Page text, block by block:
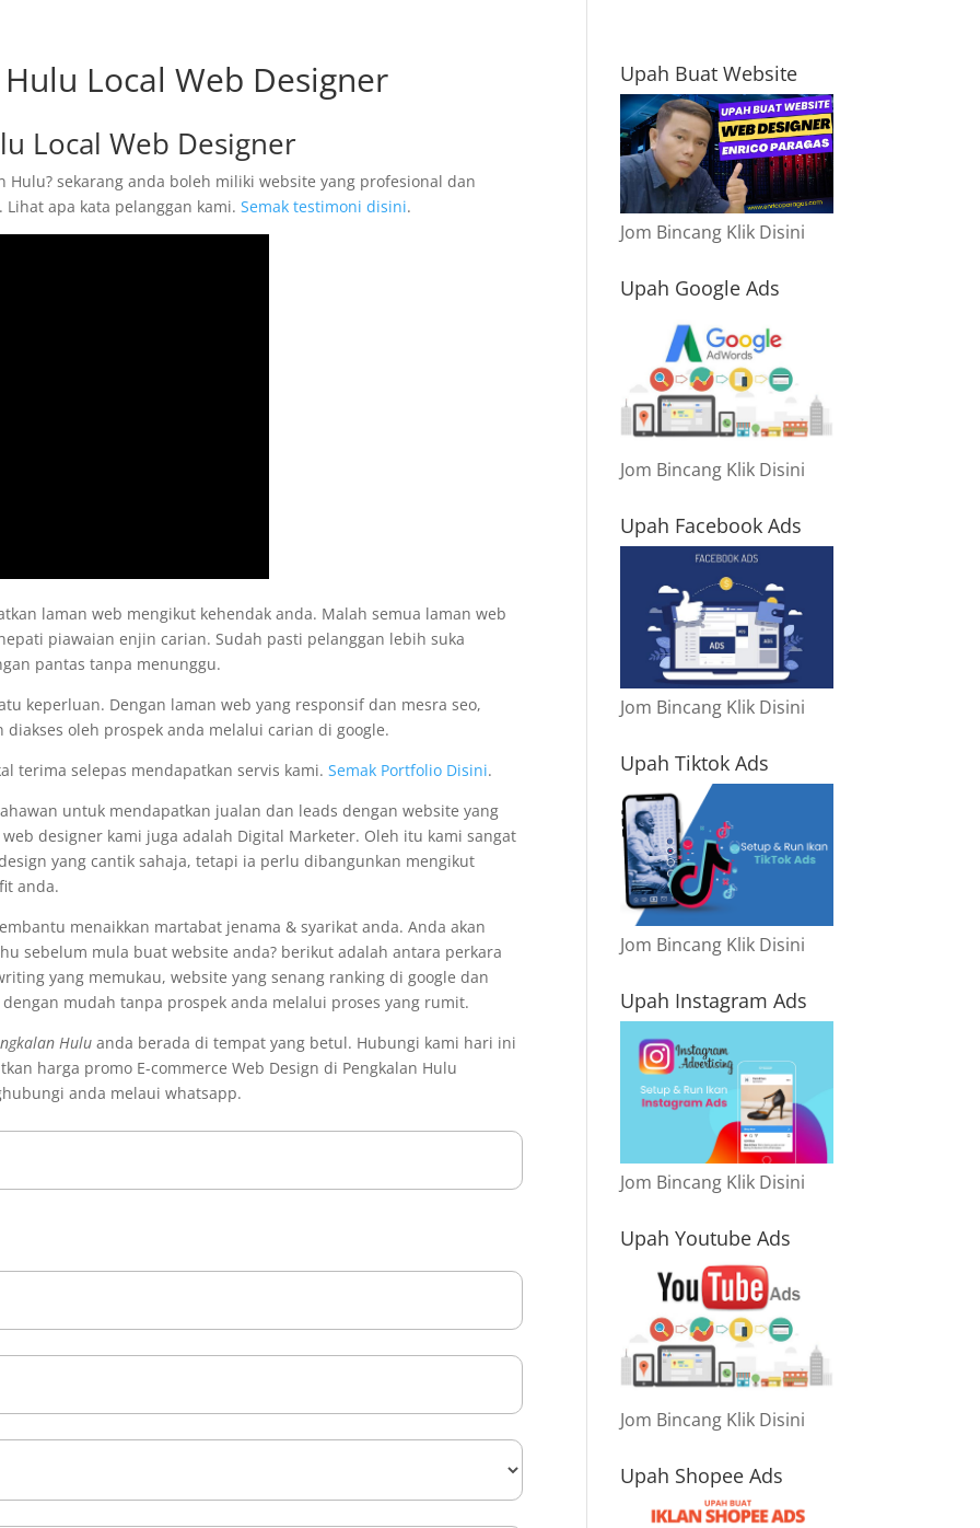
Local Web Designer
Local Web Designer
Hulu? sekarang anda boleh miliki website yang profesional dan
apa kata pelanggan kami.Semak testimoni disini.
laman web mengikut kehendak anda. Malah semua laman web
piawaian enjin carian. Sudah pasti pelanggan lebih suka
pantas tanpa menunggu.
keperluan. Dengan laman web yang responsif dan mesra seo,
oleh prospek anda melalui carian di google.
terima selepas mendapatkan servis kami.Semak Portfolio Disini.
untuk mendapatkan jualan dan leads dengan website yang
designer kami juga adalah Digital Marketer. Oleh itu kami sangat
yang cantik sahaja, tetapi ia perlu dibangunkan mengikut
anda.
menaikkan martabat jenama & syarikat anda. Anda akan
sebelum mula buat website anda? berikut adalah antara perkara
yang memukau, website yang senang ranking di google dan
mudah tanpa prospek anda melalui proses yang rumit.
Hulu anda berada di tempat yang betul. Hubungi kami hari ini
harga promo E-commerce Web Design di Pengkalan Hulu
anda melaui whatsapp.
Upah Buat Website
Jom Bincang Klik Disini
Upah Google Ads
Jom Bincang Klik Disini
Upah Facebook Ads
Jom Bincang Klik Disini
Upah Tiktok Ads
Jom Bincang Klik Disini
Upah Instagram Ads
Jom Bincang Klik Disini
Upah Youtube Ads
Jom Bincang Klik Disini
Upah Shopee Ads